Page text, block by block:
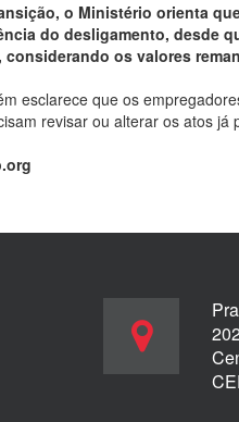
o Ministério orienta
do desligamento, desde
considerando os valores
esclarece que os
revisar ou alterar os atos